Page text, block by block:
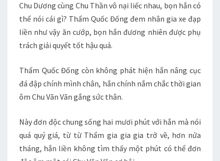
Chu Dương cùng Chu Thần vô nại liếc nhau, bọn hắn có
thể nói cái gì? Thẩm Quốc Đống đem nhân gia xe đạp
liền như vậy ăn cướp, bọn hắn đương nhiên được phụ
trách giải quyết tốt hậu quả.
Thẩm Quốc Đống còn không phát hiện hắn nâng cục
đá đập chính mình chân, hắn chính nắm chắc thời gian
ôm Chu Vãn Vãn gắng sức thân.
Này đơn độc chung sống hai mươi phút với hắn mà nói
quá quý giá, từ từ Thẩm gia gia gia trở về, hơn nửa
tháng, hắn liền không tìm thấy một phút có thể đơn